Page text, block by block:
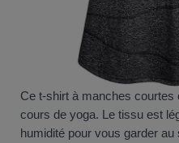
Ce t-shirt à manches
cours de yoga. Le tissu est
humidité pour vous garder